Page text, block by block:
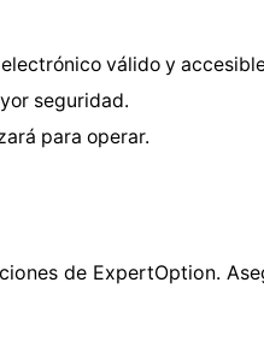
válido y
seguridad.
para operar.
de ExpertOption.